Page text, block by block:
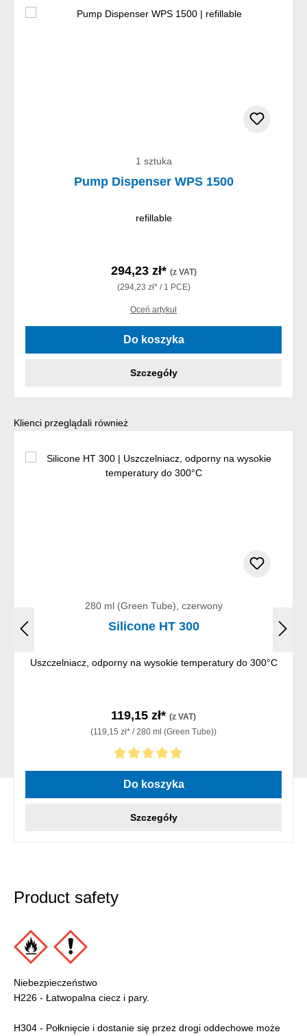
1 sztuka
Pump Dispenser WPS 1500
refillable
294,23 zł* (z VAT)
(294,23 zł* / 1 PCE)
Oceń artykuł
Do koszyka
Szczegóły
Pomiń galerię produktów
Klienci przeglądali również
280 ml (Green Tube), czerwony
Silicone HT 300
Uszczelniacz, odporny na wysokie temperatury do 300°C
119,15 zł* (z VAT)
(119,15 zł* / 280 ml (Green Tube))
Średnia ocena 5 z 5 gwiazdek
Do koszyka
Szczegóły
Product safety
Niebezpieczeństwo
H226 - Łatwopalna ciecz i pary.
H304 - Połknięcie i dostanie się przez drogi oddechowe może